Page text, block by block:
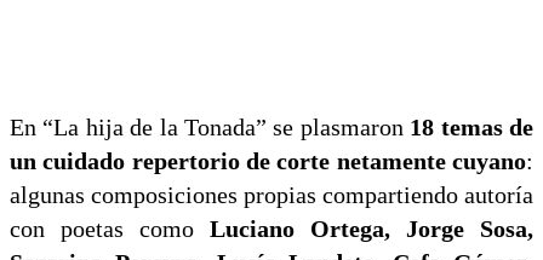
En “La hija de la Tonada” se plasmaron 18 temas de
un cuidado repertorio de corte netamente cuyano:
algunas composiciones propias compartiendo autoría
con poetas como Luciano Ortega, Jorge Sosa,